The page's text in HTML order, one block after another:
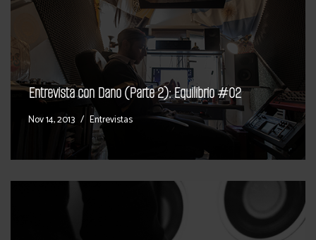
Entrevista con Dano (Parte 2): Equilibrio #02
Nov 14, 2013 Entrevistas